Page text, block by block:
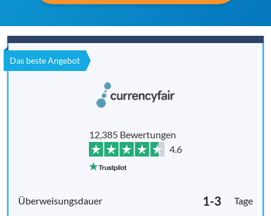
Das beste Angebot
12,385 Bewertungen
4.6
1-3 Tage